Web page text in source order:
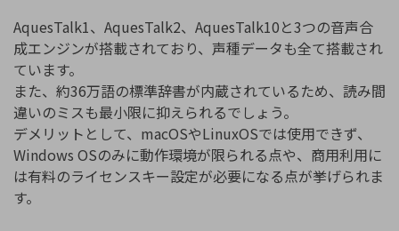
AquesTalk1、AquesTalk2、AquesTalk10と3つの音声合
成エンジンが搭載されており、声種データも全て搭載され
ています。
また、約36万語の標準辞書が内蔵されているため、読み間
違いのミスも最小限に抑えられるでしょう。
デメリットとして、macOSやLinuxOSでは使用できず、
Windows OSのみに動作環境が限られる点や、商用利用に
は有料のライセンスキー設定が必要になる点が挙げられま
す。